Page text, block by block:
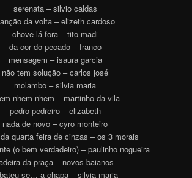
serenata – silvio caldas
da volta – elizeth cardoso
chove lá fora – tito madi
da cor do pecado – franco
mensagem – isaura garcia
não tem solução – carlos josé
molambo – silvia maria
nhem nhem – martinho da vila
pedro pedreiro – elizabeth
nada de novo – cyro monteiro
quarta feira de cinzas – os 3 morais
(o bem verdadeiro) – paulinho nogueira
da praça – novos baianos
se… a chapa – silvia maria